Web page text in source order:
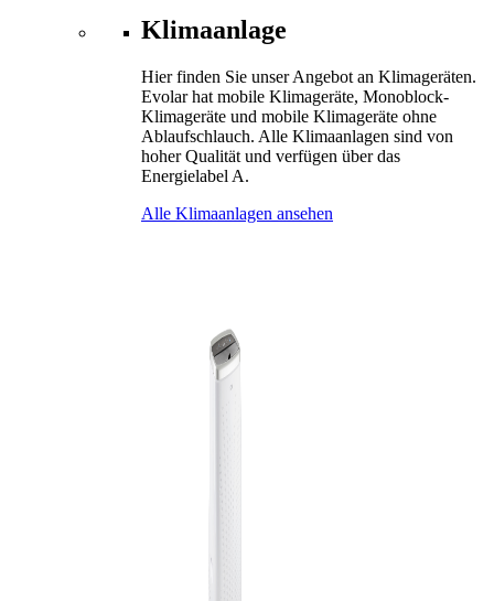
Klimaanlage
Hier finden Sie unser Angebot an Klimageräten.
Evolar hat mobile Klimageräte, Monoblock-
Klimageräte und mobile Klimageräte ohne
Ablaufschlauch. Alle Klimaanlagen sind von
hoher Qualität und verfügen über das
Energielabel A.
Alle Klimaanlagen ansehen